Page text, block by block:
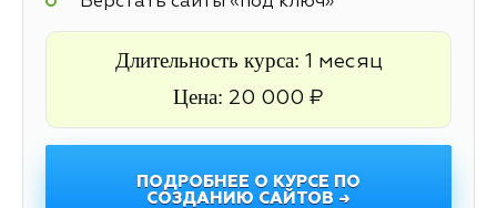
Длительность курса: 1 месяц
Цена: 20 000 ₽
ПОДРОБНЕЕ О КУРСЕ ПО
СОЗДАНИЮ САЙТОВ →